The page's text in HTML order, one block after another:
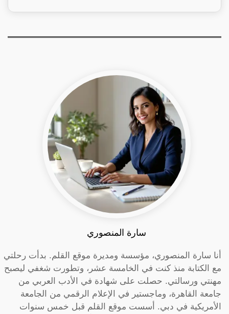
سارة المنصوري
أنا سارة المنصوري، مؤسسة ومديرة موقع القلم. بدأت رحلتي
مع الكتابة منذ كنت في الخامسة عشر، وتطورت شغفي ليصبح
مهنتي ورسالتي. حصلت على شهادة في الأدب العربي من
جامعة القاهرة، وماجستير في الإعلام الرقمي من الجامعة
الأمريكية في دبي. أسست موقع القلم قبل خمس سنوات